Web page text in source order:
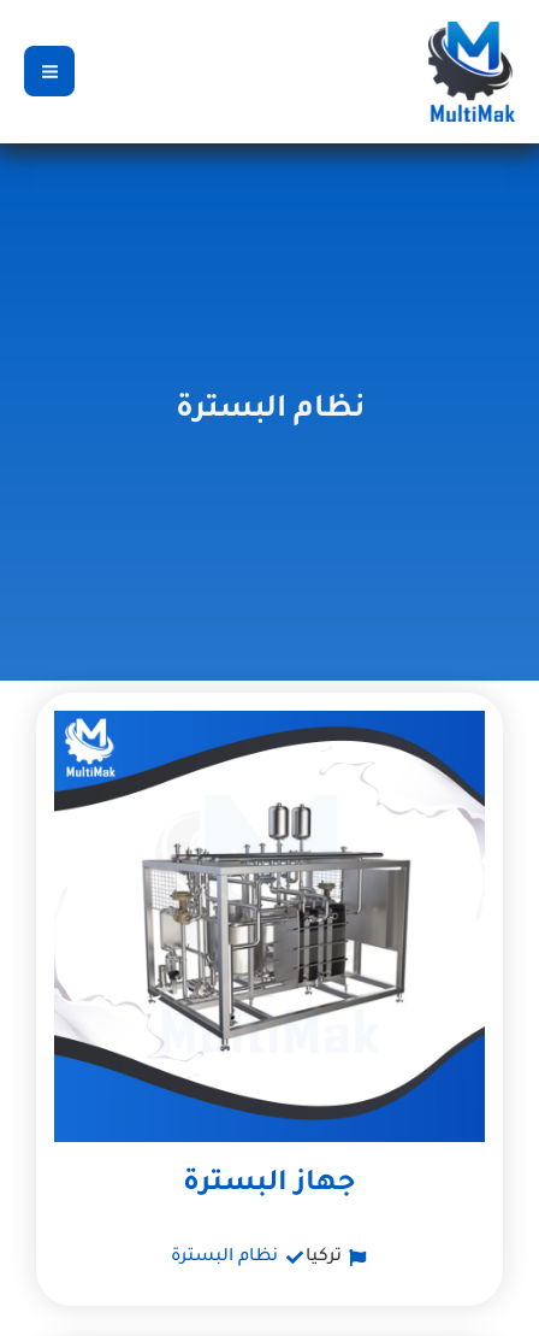
المحتوى
نظام البسترة
جهاز البسترة
تركيا نظام البسترة